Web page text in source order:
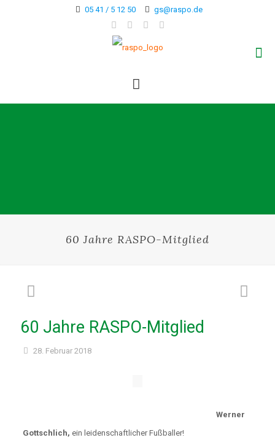
05 41 / 5 12 50 gs@raspo.de
60 Jahre RASPO-Mitglied
60 Jahre RASPO-Mitglied
28. Februar 2018
Werner
Gottschlich, ein leidenschaftlicher Fußballer!